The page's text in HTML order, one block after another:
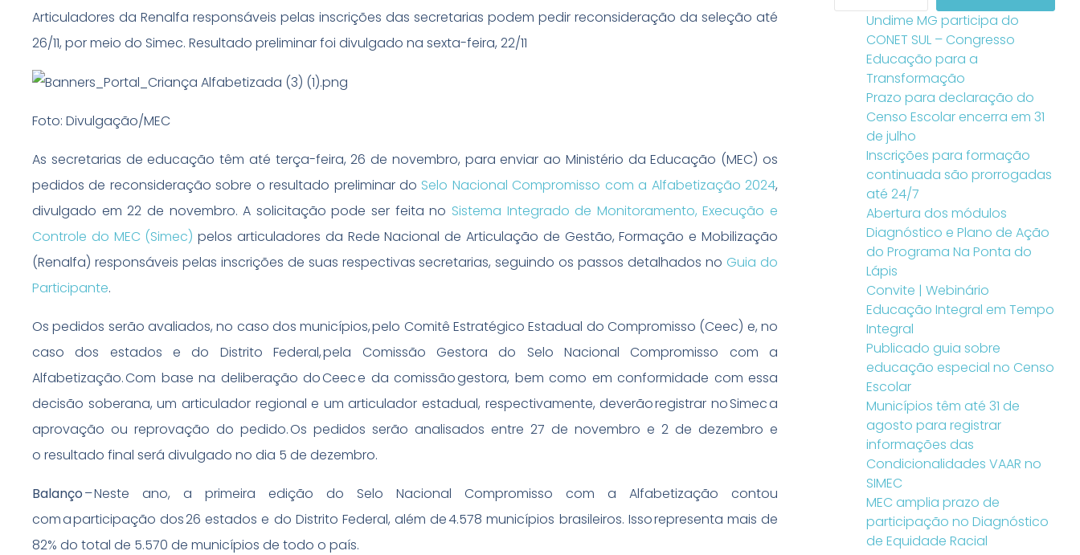
Articuladores da Renalfa responsáveis pelas inscrições das secretarias podem pedir reconsideração da seleção até
26/11, por meio do Simec. Resultado preliminar foi divulgado na sexta-feira, 22/11
Foto: Divulgação/MEC
As secretarias de educação têm até terça-feira, 26 de novembro, para enviar ao Ministério da Educação (MEC) os
pedidos de reconsideração sobre o resultado preliminar do Selo Nacional Compromisso com a Alfabetização 2024,
divulgado em 22 de novembro. A solicitação pode ser feita no Sistema Integrado de Monitoramento, Execução e
Controle do MEC (Simec) pelos articuladores da Rede Nacional de Articulação de Gestão, Formação e Mobilização
(Renalfa) responsáveis pelas inscrições de suas respectivas secretarias, seguindo os passos detalhados no Guia do
Participante.
Os pedidos serão avaliados, no caso dos municípios, pelo Comitê Estratégico Estadual do Compromisso (Ceec) e, no
caso dos estados e do Distrito Federal, pela Comissão Gestora do Selo Nacional Compromisso com a
Alfabetização. Com base na deliberação do Ceec e da comissão gestora, bem como em conformidade com essa
decisão soberana, um articulador regional e um articulador estadual, respectivamente, deverão registrar no Simec a
aprovação ou reprovação do pedido. Os pedidos serão analisados entre 27 de novembro e 2 de dezembro e
o resultado final será divulgado no dia 5 de dezembro.
Balanço– Neste ano, a primeira edição do Selo Nacional Compromisso com a Alfabetização contou
com a participação dos 26 estados e do Distrito Federal, além de 4.578 municípios brasileiros. Isso representa mais de
82% do total de 5.570 de municípios de todo o país.
Undime MG participa do
CONET SUL – Congresso
Educação para a
Transformação
Prazo para declaração do
Censo Escolar encerra em 31
de julho
Inscrições para formação
continuada são prorrogadas
até 24/7
Abertura dos módulos
Diagnóstico e Plano de Ação
do Programa Na Ponta do
Lápis
Convite | Webinário
Educação Integral em Tempo
Integral
Publicado guia sobre
educação especial no Censo
Escolar
Municípios têm até 31 de
agosto para registrar
informações das
Condicionalidades VAAR no
SIMEC
MEC amplia prazo de
participação no Diagnóstico
de Equidade Racial